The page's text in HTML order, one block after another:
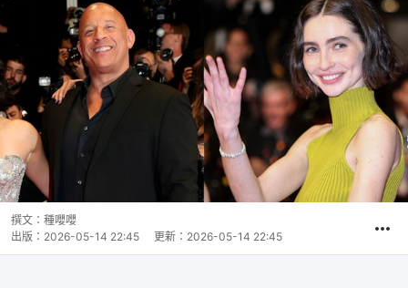
撰文： 種嚶嚶
出版： 2026-05-14 22:45 更新： 2026-05-14 22:45